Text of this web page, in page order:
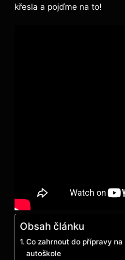
křesla a pojďme na to!
Obsah článku
Co zahrnout do přípravy
autoškole